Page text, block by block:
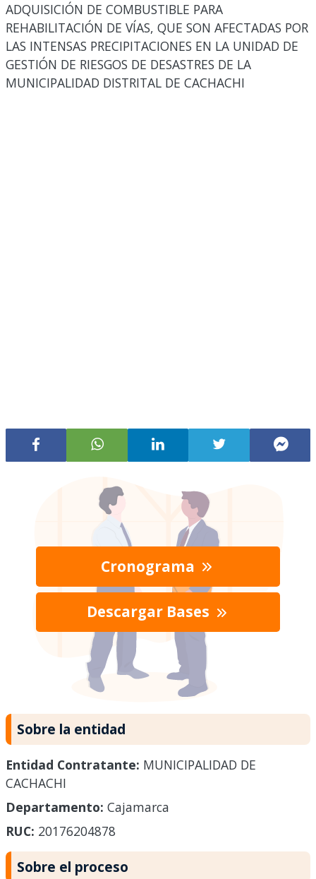
ADQUISICIÓN DE COMBUSTIBLE PARA
REHABILITACIÓN DE VÍAS, QUE SON AFECTADAS POR
LAS INTENSAS PRECIPITACIONES EN LA UNIDAD DE
GESTIÓN DE RIESGOS DE DESASTRES DE LA
MUNICIPALIDAD DISTRITAL DE CACHACHI
Cronograma
Descargar Bases
Sobre la entidad
Entidad Contratante: MUNICIPALIDAD DE
CACHACHI
Departamento: Cajamarca
RUC: 20176204878
Sobre el proceso